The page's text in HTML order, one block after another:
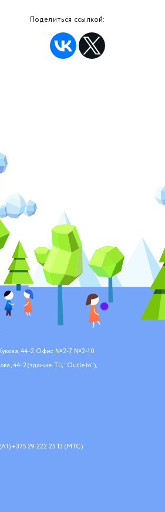
Поделиться ссылкой:
44-2, Офис №2-7, №2-10
44-2 (здание ТЦ "Outleto"),
+375 29 222 25 13 (МТС)